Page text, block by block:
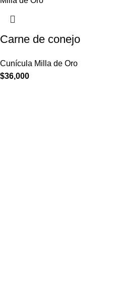
Carne de conejo
Cunícula Milla de Oro
$36,000